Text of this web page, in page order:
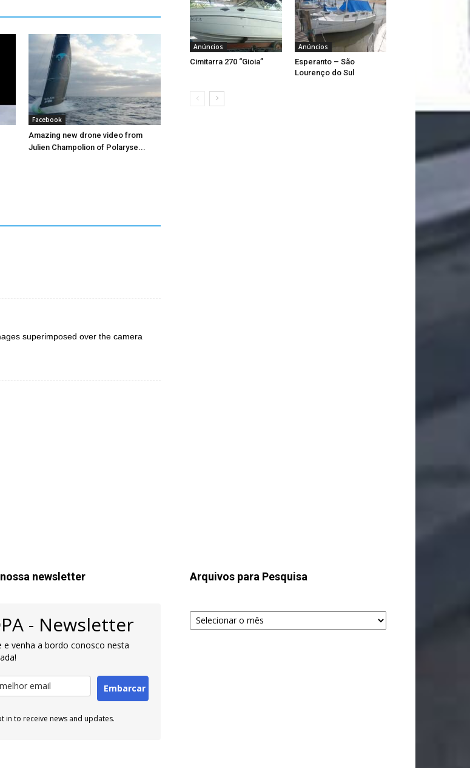
Facebook
Amazing new drone video from
Julien Champolion of Polaryse...
superimposed over the camera
Anúncios
Cimitarra 270 “Gioia”
Anúncios
Esperanto – São
Lourenço do Sul
newsletter
- Newsletter
e venha a bordo conosco nesta
Embarcar
in to receive news and updates.
Arquivos para Pesquisa
Arquivos
para